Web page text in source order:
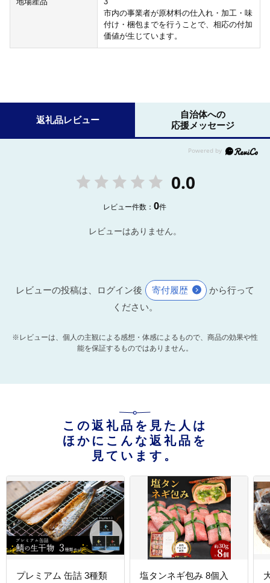
市内の事業者が原材料の仕入れ・加工・味
付け・梱包までを行うことで、相応の付加
価値が生じています。
返礼品レビュー
自治体への
応援メッセージ
0.0
レビュー件数：0件
レビューはありません。
レビューの投稿は、ログイン後 寄付履歴
から行って
ください。
※レビューは、個人の主観による感想・体感によるもので、商品の効果や性
能を保証するものではありません。
この返礼品を見た人は
ほかにこんな返礼品を
見ています。
プレミアム 缶詰 3種類
塩タンネギ包み 8個入